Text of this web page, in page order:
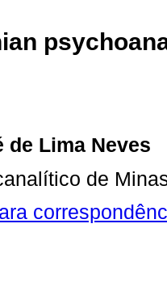
de Lima Neves
de